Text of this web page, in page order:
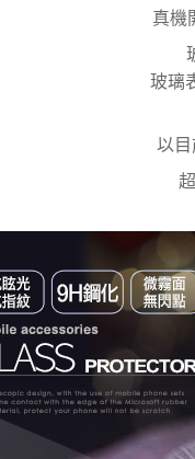
真機
玻璃
以